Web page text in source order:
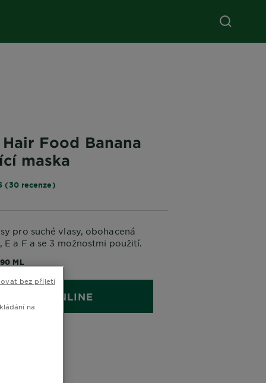
Food Banana
maska
(30 recenze)
pro suché vlasy, obohacená
E a F a se 3 možnostmi použití.
ML
KOUPIT ONLINE
na
bez přijetí